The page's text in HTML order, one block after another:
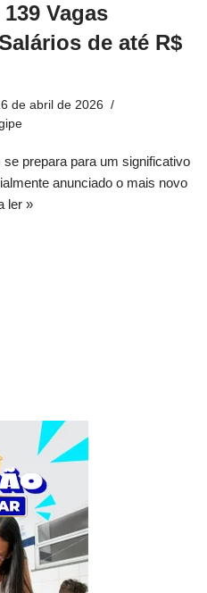
Vagas
de até R$
de abril de 2026
prepara para um significativo
anunciado o mais novo
ler »